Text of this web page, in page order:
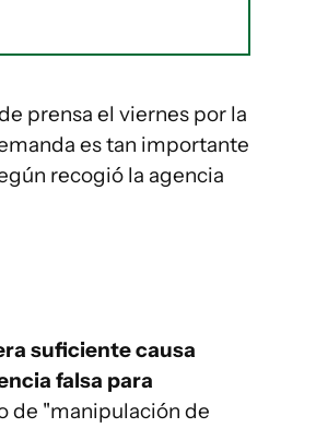
prensa el viernes por la
es tan importante
recogió la agencia
suficiente causa
falsa para
de "manipulación de